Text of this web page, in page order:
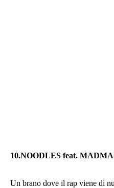
10.NOODLES feat.
Un brano dove il rap viene di